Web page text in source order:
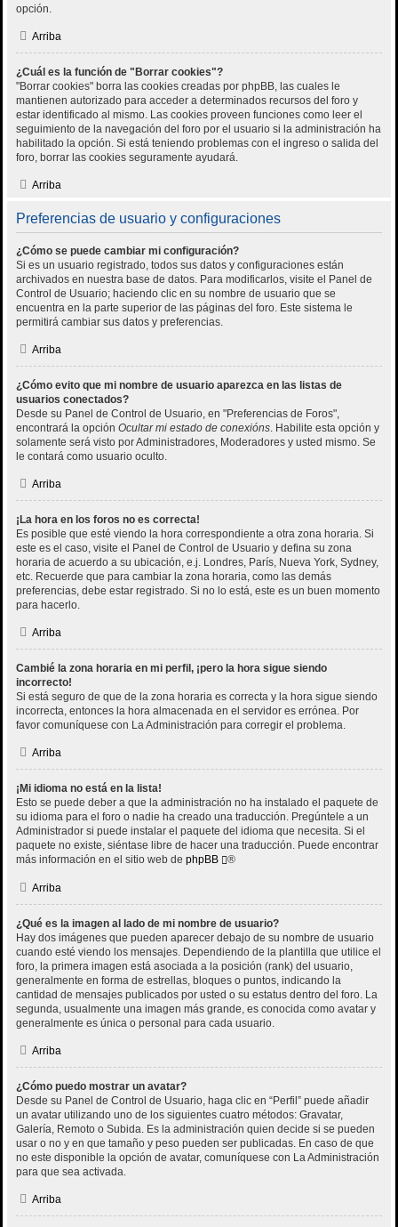
opción.
Arriba
¿Cuál es la función de "Borrar cookies"?
"Borrar cookies" borra las cookies creadas por phpBB, las cuales le
mantienen autorizado para acceder a determinados recursos del foro y
estar identificado al mismo. Las cookies proveen funciones como leer el
seguimiento de la navegación del foro por el usuario si la administración ha
habilitado la opción. Si está teniendo problemas con el ingreso o salida del
foro, borrar las cookies seguramente ayudará.
Arriba
Preferencias de usuario y configuraciones
¿Cómo se puede cambiar mi configuración?
Si es un usuario registrado, todos sus datos y configuraciones están
archivados en nuestra base de datos. Para modificarlos, visite el Panel de
Control de Usuario; haciendo clic en su nombre de usuario que se
encuentra en la parte superior de las páginas del foro. Este sistema le
permitirá cambiar sus datos y preferencias.
Arriba
¿Cómo evito que mi nombre de usuario aparezca en las listas de
usuarios conectados?
Desde su Panel de Control de Usuario, en "Preferencias de Foros",
encontrará la opción Ocultar mi estado de conexións. Habilite esta opción y
solamente será visto por Administradores, Moderadores y usted mismo. Se
le contará como usuario oculto.
Arriba
¡La hora en los foros no es correcta!
Es posible que esté viendo la hora correspondiente a otra zona horaria. Si
este es el caso, visite el Panel de Control de Usuario y defina su zona
horaria de acuerdo a su ubicación, e.j. Londres, París, Nueva York, Sydney,
etc. Recuerde que para cambiar la zona horaria, como las demás
preferencias, debe estar registrado. Si no lo está, este es un buen momento
para hacerlo.
Arriba
Cambié la zona horaria en mi perfil, ¡pero la hora sigue siendo
incorrecto!
Si está seguro de que de la zona horaria es correcta y la hora sigue siendo
incorrecta, entonces la hora almacenada en el servidor es errónea. Por
favor comuníquese con La Administración para corregir el problema.
Arriba
¡Mi idioma no está en la lista!
Esto se puede deber a que la administración no ha instalado el paquete de
su idioma para el foro o nadie ha creado una traducción. Pregúntele a un
Administrador si puede instalar el paquete del idioma que necesita. Si el
paquete no existe, siéntase libre de hacer una traducción. Puede encontrar
más información en el sitio web de phpBB ®
Arriba
¿Qué es la imagen al lado de mi nombre de usuario?
Hay dos imágenes que pueden aparecer debajo de su nombre de usuario
cuando esté viendo los mensajes. Dependiendo de la plantilla que utilice el
foro, la primera imagen está asociada a la posición (rank) del usuario,
generalmente en forma de estrellas, bloques o puntos, indicando la
cantidad de mensajes publicados por usted o su estatus dentro del foro. La
segunda, usualmente una imagen más grande, es conocida como avatar y
generalmente es única o personal para cada usuario.
Arriba
¿Cómo puedo mostrar un avatar?
Desde su Panel de Control de Usuario, haga clic en “Perfil” puede añadir
un avatar utilizando uno de los siguientes cuatro métodos: Gravatar,
Galería, Remoto o Subida. Es la administración quien decide si se pueden
usar o no y en que tamaño y peso pueden ser publicadas. En caso de que
no este disponible la opción de avatar, comuníquese con La Administración
para que sea activada.
Arriba